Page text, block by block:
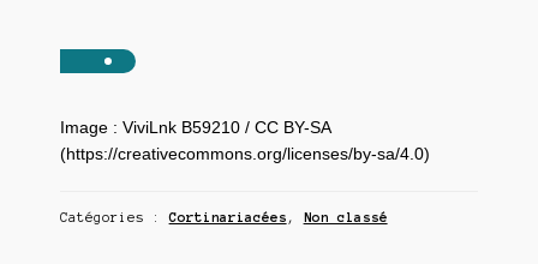
Image : ViviLnk B59210 / CC BY-SA
(https://creativecommons.org/licenses/by-sa/4.0)
Catégories :Cortinariacées , Non classé